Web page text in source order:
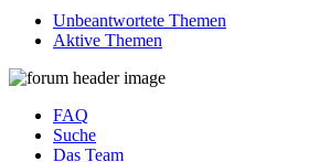
Unbeantwortete Themen
Aktive Themen
FAQ
Suche
Das Team